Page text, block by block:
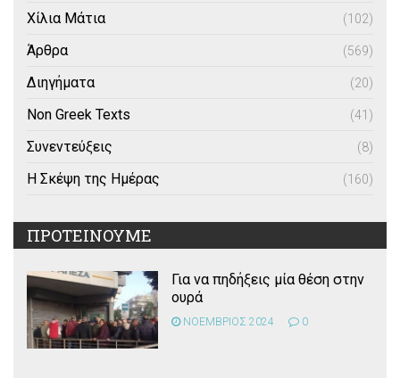
Χίλια Μάτια (102)
Άρθρα (569)
Διηγήματα (20)
Non Greek Texts (41)
Συνεντεύξεις (8)
Η Σκέψη της Ημέρας (160)
ΠΡΟΤΕΙΝΟΥΜΕ
Για να πηδήξεις μία θέση στην
ουρά
ΝΟΕΜΒΡΙΟΣ 2024 0